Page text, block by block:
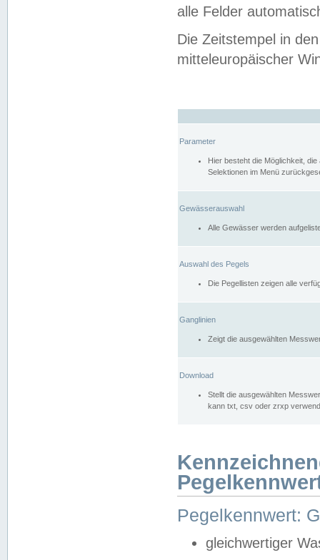
alle Felder
Die Zeitstempel in
mitteleuropäischer
Parameter
Hier besteht die Möglichkeit,
Selektionen im Menü
Gewässerauswahl
Alle Gewässer werden
Auswahl des Pegels
Die Pegellisten zeigen alle
Ganglinien
Zeigt die ausgewählten
Download
Stellt die ausgewählten
kann txt, csv oder zrxp
Pegelkennwert:
gleichwertiger